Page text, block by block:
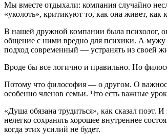
Мы вместе отдыхали: компания случайно
«уколоть», критикуют то, как она живет,
В нашей дружной компании была психолог,
общение с ними вредно для психики. А мужу
подход современный — устранять из своей
Вроде бы все логично и правильно. Но
Потому что философия — о другом. О
особенно членов семьи. Что есть важные
«Душа обязана трудиться», как сказал поэт.
нелегко сохранять хорошее внутреннее
когда этих усилий не будет.